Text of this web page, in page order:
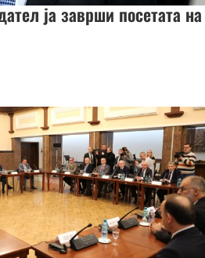
ја заврши посетата на